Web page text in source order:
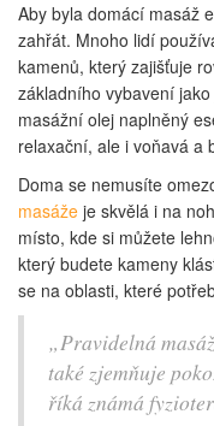
Aby byla domácí masáž
zahřát. Mnoho lidí
kamenů, který zajišťuje
základního vybavení
masážní olej naplněný
relaxační, ale i voňavá a
Doma se nemusíte
masáže je skvělá i na
místo, kde si můžete
který budete kameny
se na oblasti, které
„Pravidelná
také zjemňuje
říká známá